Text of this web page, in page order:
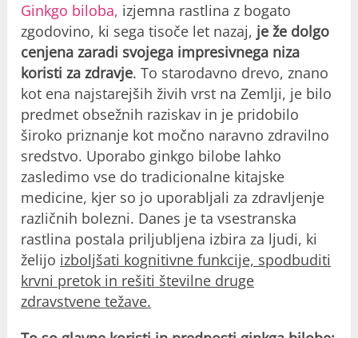
Ginkgo biloba, izjemna rastlina z bogato
zgodovino, ki sega tisoče let nazaj, je že dolgo
cenjena zaradi svojega impresivnega niza
koristi za zdravje. To starodavno drevo, znano
kot ena najstarejših živih vrst na Zemlji, je bilo
predmet obsežnih raziskav in je pridobilo
široko priznanje kot močno naravno zdravilno
sredstvo. Uporabo ginkgo bilobe lahko
zasledimo vse do tradicionalne kitajske
medicine, kjer so jo uporabljali za zdravljenje
različnih bolezni. Danes je ta vsestranska
rastlina postala priljubljena izbira za ljudi, ki
želijo izboljšati kognitivne funkcije, spodbuditi
krvni pretok in rešiti številne druge
zdravstvene težave.